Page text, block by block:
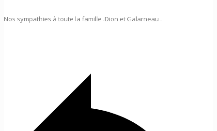
Nos sympathies à toute la famille .Dion et Galarneau .